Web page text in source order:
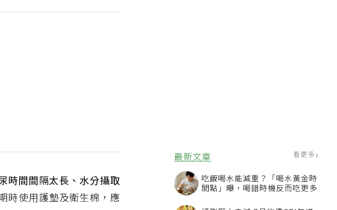
最新文章 看更多
吃飯喝水能減重？「喝水黃金時
間點」曝，喝錯時機反而吃更多
時間間隔太長、水分攝取
時使用護墊及衛生棉，應